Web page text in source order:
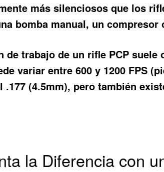
más silenciosos que los
bomba manual, un
de trabajo de un rifle PCP
variar entre 600 y 1200 FPS
(4.5mm), pero también
la Diferencia con